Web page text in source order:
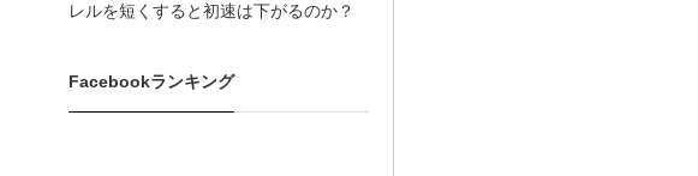
レルを短くすると初速は下がるのか？
Facebookランキング